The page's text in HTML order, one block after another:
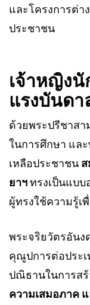
และโครงการต่
ประชาชน
เจ้าหญิง
แรงบันด
ด้วยพระปรีชาส
ในการศึกษา แล
เหลือประชาชน
ยาฯทรงเป็นแบ
ผู้ทรงใช้ความรู้เ
พระจริยวัตรอัน
คุณูปการต่อประ
ปณิธานในการส
ความเสมอภาค